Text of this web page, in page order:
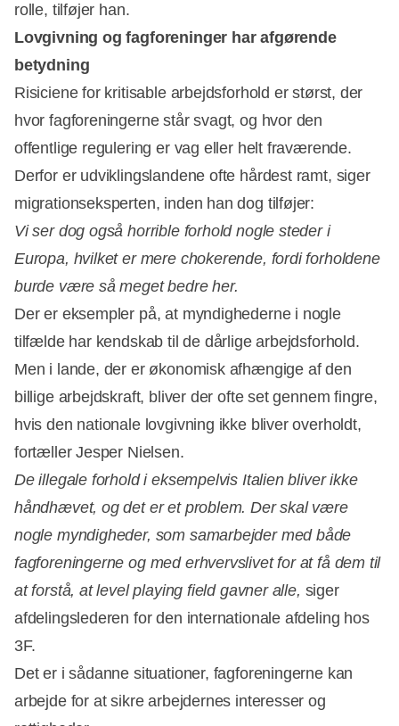
rolle, tilføjer han.
Lovgivning og fagforeninger har afgørende
betydning
Risiciene for kritisable arbejdsforhold er størst, der
hvor fagforeningerne står svagt, og hvor den
offentlige regulering er vag eller helt fraværende.
Derfor er udviklingslandene ofte hårdest ramt, siger
migrationseksperten, inden han dog tilføjer:
Vi ser dog også horrible forhold nogle steder i
Europa, hvilket er mere chokerende, fordi forholdene
burde være så meget bedre her.
Der er eksempler på, at myndighederne i nogle
tilfælde har kendskab til de dårlige arbejdsforhold.
Men i lande, der er økonomisk afhængige af den
billige arbejdskraft, bliver der ofte set gennem fingre,
hvis den nationale lovgivning ikke bliver overholdt,
fortæller Jesper Nielsen.
De illegale forhold i eksempelvis Italien bliver ikke
håndhævet, og det er et problem. Der skal være
nogle myndigheder, som samarbejder med både
fagforeningerne og med erhvervslivet for at få dem til
at forstå, at level playing field gavner alle, siger
afdelingslederen for den internationale afdeling hos
3F.
Det er i sådanne situationer, fagforeningerne kan
arbejde for at sikre arbejdernes interesser og